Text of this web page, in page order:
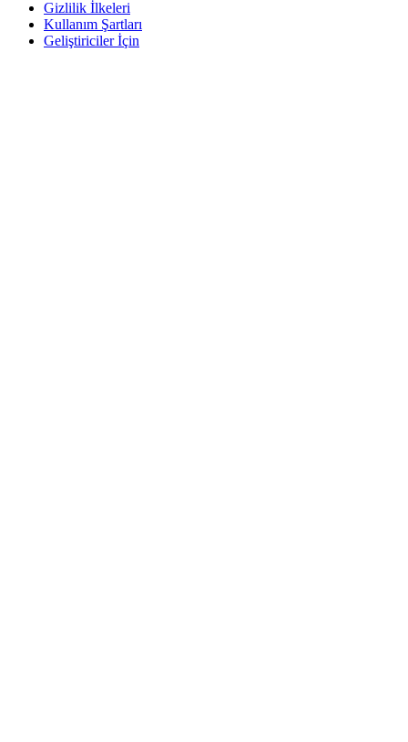
Gizlilik İlkeleri
Kullanım Şartları
Geliştiriciler İçin